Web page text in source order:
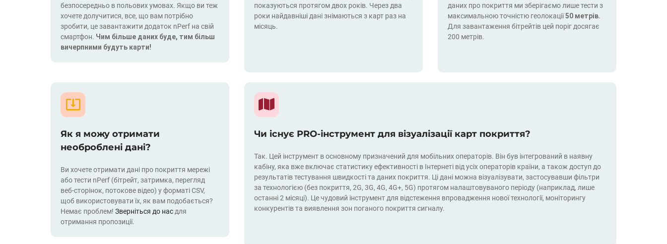
безпосередньо в польових умовах. Якщо ви теж
хочете долучитися, все, що вам потрібно
зробити, це завантажити додаток nPerf на свій
смартфон. Чим більше даних буде, тим більш
вичерпними будуть карти!
показуються протягом двох років. Через два
роки найдавніші дані знімаються з карт раз на
місяць.
даних про покриття ми зберігаємо лише тести з
максимальною точністю геолокації50 метрів.
Для завантаження бітрейтів цей поріг досягає
200 метрів.
Як я можу отримати
необроблені дані?
Ви хочете отримати дані про покриття мережі
або тести nPerf (бітрейт, затримка, перегляд
веб-сторінок, потокове відео) у форматі CSV,
щоб використовувати їх, як вам подобається?
Немає проблем! Зверніться до нас для
отримання пропозиції.
Чи існує PRO-інструмент для візуалізації карт покриття?
Так. Цей інструмент в основному призначений для мобільних операторів. Він був інтегрований в наявну
кабіну, яка вже включає статистику ефективності в Інтернеті від усіх операторів країни, а також доступ до
результатів тестування швидкості та даних покриття. Ці дані можна візуалізувати, застосувавши фільтри
за технологією (без покриття, 2G, 3G, 4G, 4G+, 5G) протягом налаштовуваного періоду (наприклад, лише
останні 2 місяці). Це чудовий інструмент для відстеження впровадження нової технології, моніторингу
конкурентів та виявлення зон поганого покриття сигналу.